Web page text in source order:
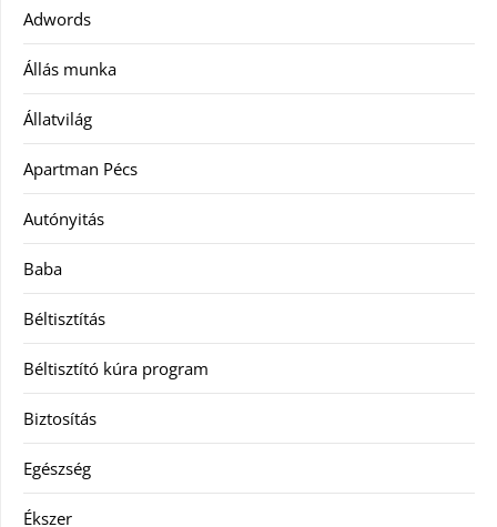
Adwords
Állás munka
Állatvilág
Apartman Pécs
Autónyitás
Baba
Béltisztítás
Béltisztító kúra program
Biztosítás
Egészség
Ékszer